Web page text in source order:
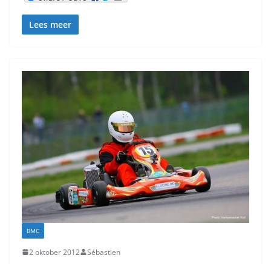
Lees meer
BMC
2 oktober 2012 Sébastien